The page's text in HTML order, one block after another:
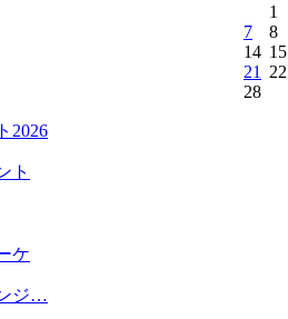
1
7
8
14 15
21
22
28
2026
ト
ケ
ジ…